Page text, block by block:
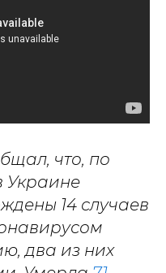
что, по
Украине
14 случаев
два из них